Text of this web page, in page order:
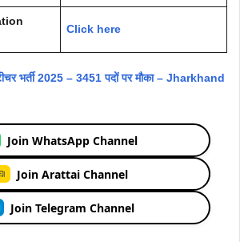
Click here
भर्ती 2025 – 3451 पदों पर मौका – Jharkhand
Join WhatsApp Channel
Join Arattai Channel
Join Telegram Channel